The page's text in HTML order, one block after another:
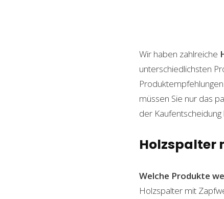
Wir haben zahlreiche
unterschiedlichsten
müssen Sie nur das
der
Holzspalter
Welche Produkte
Holzspalter mit